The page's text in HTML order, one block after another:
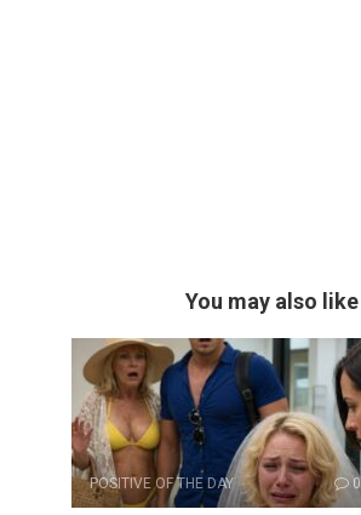
You may also like
POSITIVE OF THE DAY 0